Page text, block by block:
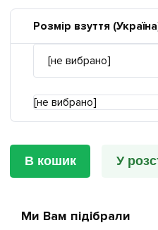
Розмір взуття
[не вибрано]
В кошик У
Ми Вам підібрали